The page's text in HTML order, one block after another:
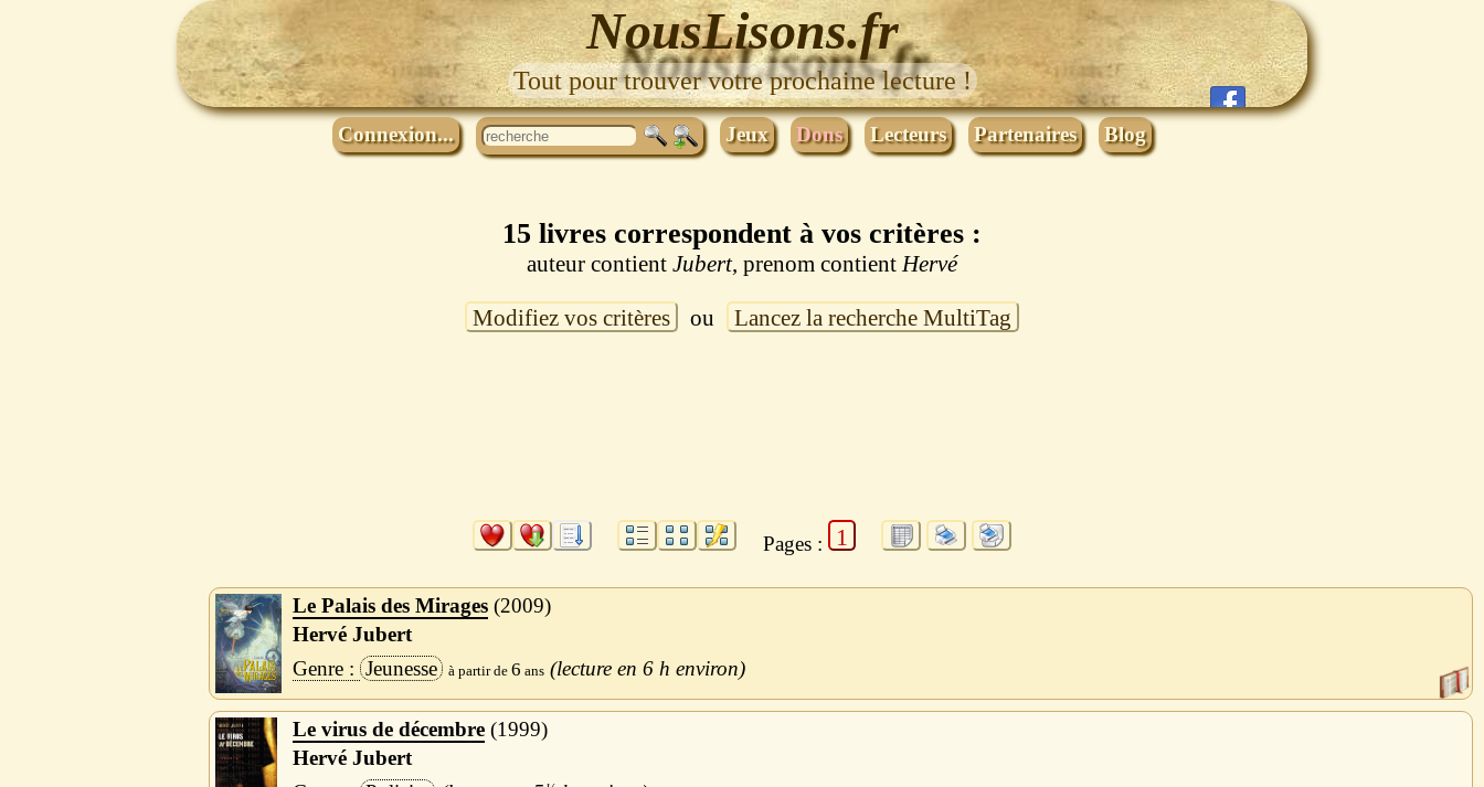
NousLisons.fr
Tout pour trouver votre prochaine lecture !
Connexion... Jeux Dons Lecteurs Partenaires Blog
15 livres correspondent à vos critères :
auteur contient Jubert, prenom contientHervé
Modifiez vos critères ou Lancez la recherche MultiTag
Pages : 1
Le Palais des Mirages 2009
Hervé Jubert
Jeunesse
6 6 h
Le virus de décembre 1999
Hervé Jubert